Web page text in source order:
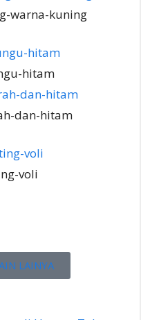
warna-kuning
hitam
dan-hitam
voli
LAINYA